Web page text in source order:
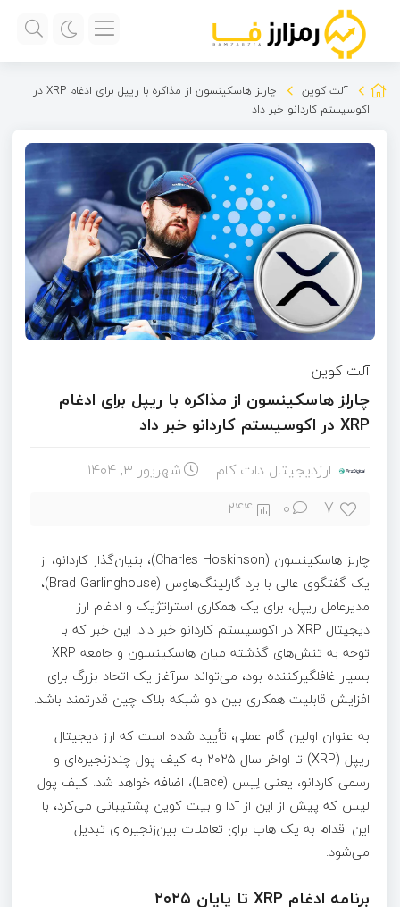
آلت کوین
چارلز هاسکینسون از مذاکره با ریپل برای ادغام XRP در
اکوسیستم کاردانو خبر داد
آلت کوین
چارلز هاسکینسون از مذاکره با ریپل برای ادغام
XRP در اکوسیستم کاردانو خبر داد
ارزدیجیتال دات کام شهریور ۳, ۱۴۰۴
7
0
244
چارلز هاسکینسون (Charles Hoskinson)، بنیان‌گذار کاردانو، از
یک گفتگوی عالی با برد گارلینگ‌هاوس (Brad Garlinghouse)،
مدیرعامل ریپل، برای یک همکاری استراتژیک و ادغام ارز
دیجیتال XRP در اکوسیستم کاردانو خبر داد. این خبر که با
توجه به تنش‌های گذشته میان هاسکینسون و جامعه XRP
بسیار غافلگیرکننده بود، می‌تواند سرآغاز یک اتحاد بزرگ برای
افزایش قابلیت همکاری بین دو شبکه بلاک‌ چین قدرتمند باشد.
به عنوان اولین گام عملی، تأیید شده است که ارز دیجیتال
ریپل (XRP) تا اواخر سال ۲۰۲۵ به کیف پول چندزنجیره‌ای و
رسمی کاردانو، یعنی لِیس (Lace)، اضافه خواهد شد. کیف پول
لیس که پیش از این از آدا و بیت‌ کوین پشتیبانی می‌کرد، با
این اقدام به یک هاب برای تعاملات بین‌زنجیره‌ای تبدیل
می‌شود.
برنامه ادغام XRP تا پایان ۲۰۲۵